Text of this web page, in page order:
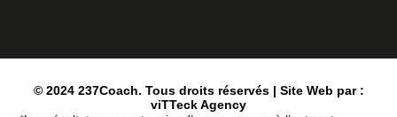
© 2024 237Coach. Tous droits réservés | Site Web par :
viTTeck Agency